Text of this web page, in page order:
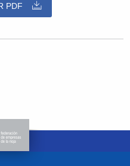
PDF
whatsapp